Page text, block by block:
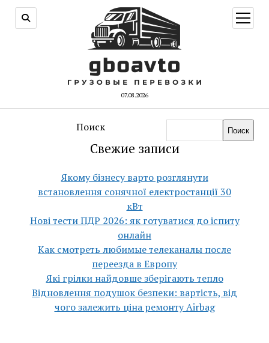
07.08.2026
меню
Поиск Поиск
Свежие записи
Якому бізнесу варто розглянути
встановлення сонячної електростанції 30
кВт
Нові тести ПДР 2026: як готуватися до іспиту
онлайн
Как смотреть любимые телеканалы после
переезда в Европу
Які грілки найдовше зберігають тепло
Відновлення подушок безпеки: вартість, від
чого залежить ціна ремонту Airbag